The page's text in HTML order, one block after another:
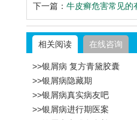
下一篇： 牛皮癣危害常见的
相关阅读 在线咨询
>>银屑病 复方青黛胶囊
>>银屑病隐藏期
>>银屑病真实病友吧
>>银屑病进行期医案